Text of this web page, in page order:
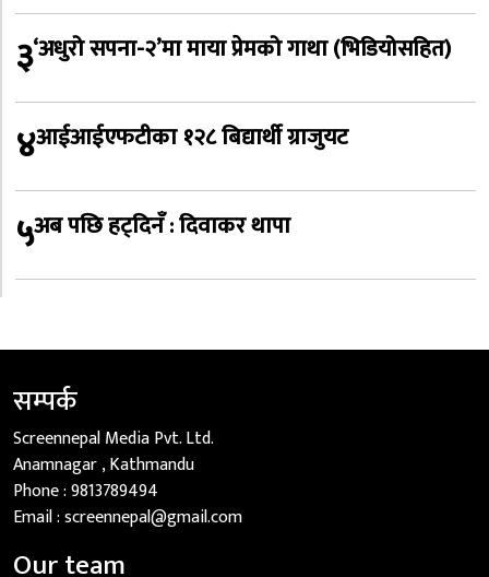
३‘अधुरो सपना-२’मा माया प्रेमको गाथा (भिडियोसहित)
४आईआईएफटीका १२८ बिद्यार्थी ग्राजुयट
५अब पछि हट्दिनँ : दिवाकर थापा
सम्पर्क
Screennepal Media Pvt. Ltd.
Anamnagar , Kathmandu
Phone :9813789494
Email :screennepal@gmail.com
Our team